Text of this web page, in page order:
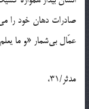
صادرات دهان خود را
عمّال بى‌شمار «و ما
مدثر/31،